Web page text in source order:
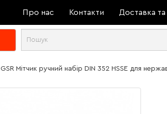
Про нас Контакти Доставка та
GSR Мітчик ручний набір DIN 352 HSSE для